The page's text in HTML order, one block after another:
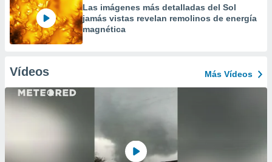
Las imágenes más detalladas del Sol
jamás vistas revelan remolinos de energía
magnética
Vídeos Más Vídeos